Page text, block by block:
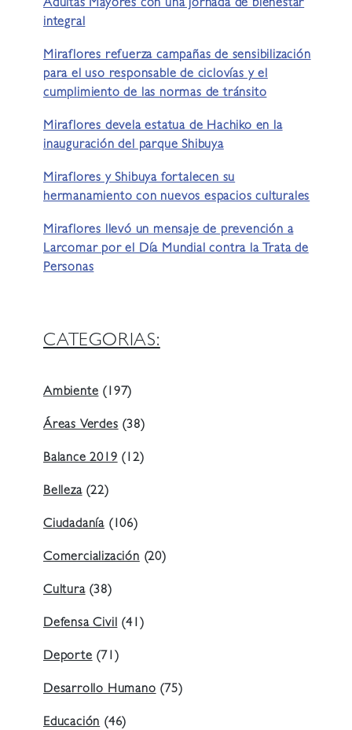
Adultas Mayores con una jornada de bienestar
integral
Miraflores refuerza campañas de sensibilización
para el uso responsable de ciclovías y el
cumplimiento de las normas de tránsito
Miraflores devela estatua de Hachiko en la
inauguración del parque Shibuya
Miraflores y Shibuya fortalecen su
hermanamiento con nuevos espacios culturales
Miraflores llevó un mensaje de prevención a
Larcomar por el Día Mundial contra la Trata de
Personas
CATEGORIAS:
Ambiente (197)
Áreas Verdes (38)
Balance 2019 (12)
Belleza(22)
Ciudadanía (106)
Comercialización (20)
Cultura(38)
Defensa Civil (41)
Deporte (71)
Desarrollo Humano (75)
Educación (46)